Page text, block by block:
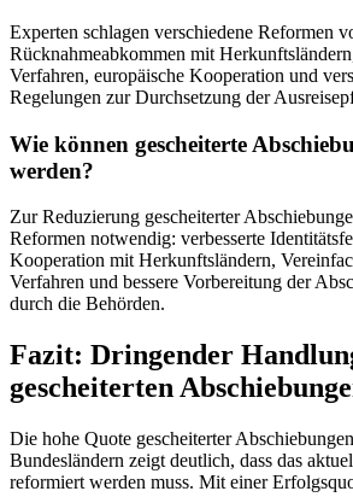
Experten schlagen verschiedene Reformen
Rücknahmeabkommen mit
Verfahren, europäische Kooperation und
Regelungen zur Durchsetzung der
Wie können gescheiterte
werden?
Zur Reduzierung gescheiterter
Reformen notwendig: verbesserte
Kooperation mit Herkunftsländern,
Verfahren und bessere Vorbereitung der
durch die Behörden.
Fazit: Dringender
gescheiterten
Die hohe Quote gescheiterter
Bundesländern zeigt deutlich, dass das
reformiert werden muss. Mit einer